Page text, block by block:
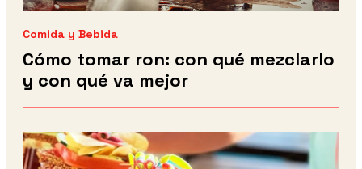
Comida y Bebida
Cómo tomar ron: con qué mezclarlo
y con qué va mejor